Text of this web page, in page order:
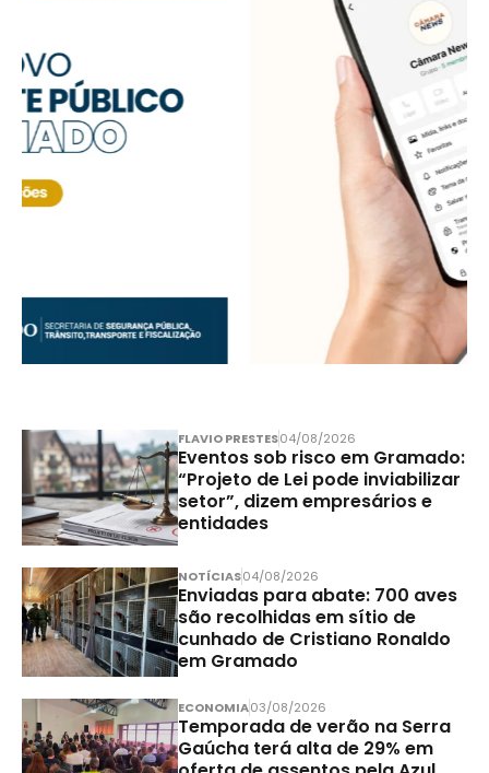
FLAVIO PRESTES04/08/2026
Eventos sob risco em Gramado:
“Projeto de Lei pode inviabilizar
setor”, dizem empresários e
entidades
NOTÍCIAS04/08/2026
Enviadas para abate: 700 aves
são recolhidas em sítio de
cunhado de Cristiano Ronaldo
em Gramado
ECONOMIA03/08/2026
Temporada de verão na Serra
Gaúcha terá alta de 29% em